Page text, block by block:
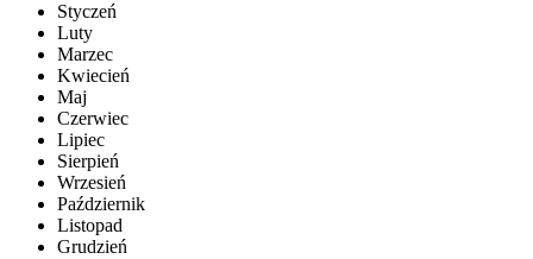
Styczeń
Luty
Marzec
Kwiecień
Maj
Czerwiec
Lipiec
Sierpień
Wrzesień
Październik
Listopad
Grudzień